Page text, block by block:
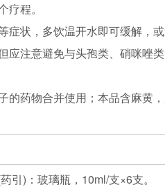
疗程。
症状，多饮温开水即可缓解，或
应注意避免与头孢类、硝咪唑
的药物合并使用；本品含麻黄
引)：玻璃瓶，10ml/支×6支。